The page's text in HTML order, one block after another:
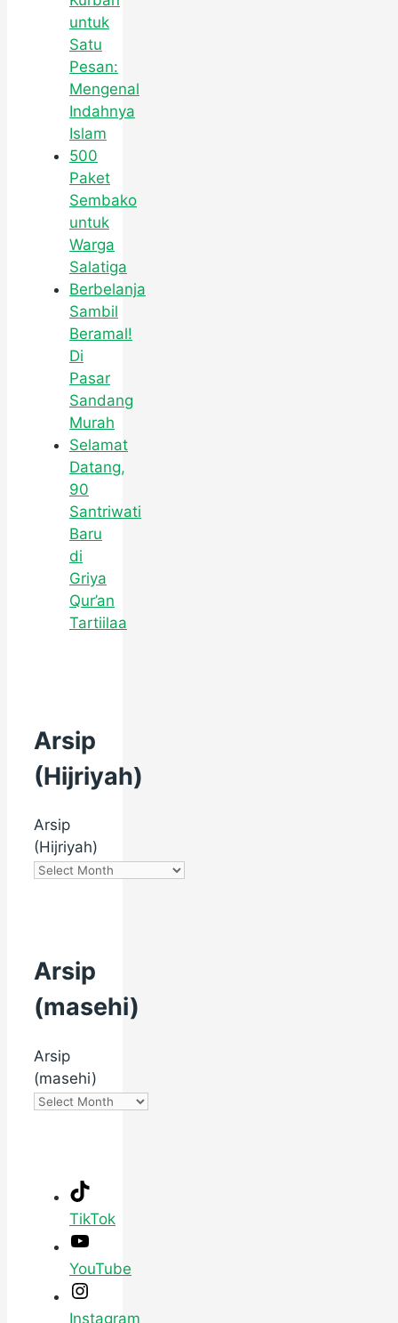
untuk
Satu
Pesan:
Mengenal
Indahnya
Islam
500
Paket
Sembako
untuk
Warga
Salatiga
Berbelanja
Sambil
Beramal!
Di
Pasar
Sandang
Murah
Selamat
Datang,
90
Santriwati
Baru
di
Griya
Qur’an
Tartiilaa
Arsip
(Hijriyah)
Arsip
(Hijriyah)
Arsip
(masehi)
Arsip
(masehi)
TikTok
YouTube
Instagram